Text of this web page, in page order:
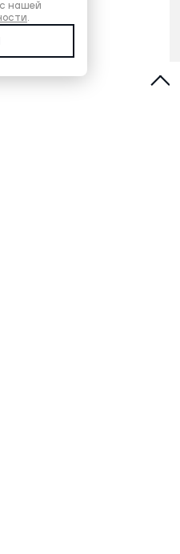
нашей
.